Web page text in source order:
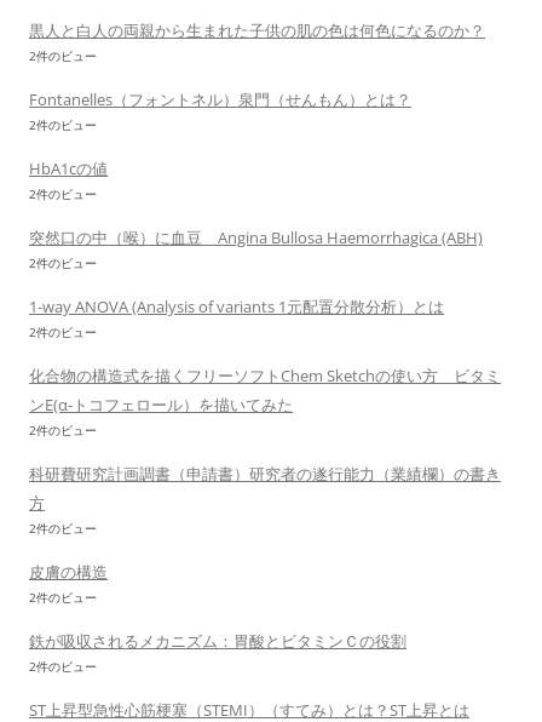
黒人と白人の両親から生まれた子供の肌の色は何色になるのか？
2件のビュー
Fontanelles（フォントネル）泉門（せんもん）とは？
2件のビュー
HbA1cの値
2件のビュー
突然口の中（喉）に血豆 Angina Bullosa Haemorrhagica (ABH)
2件のビュー
1-way ANOVA (Analysis of variants 1元配置分散分析）とは
2件のビュー
化合物の構造式を描くフリーソフトChem Sketchの使い方 ビタミ
ンE(α-トコフェロール）を描いてみた
2件のビュー
科研費研究計画調書（申請書）研究者の遂行能力（業績欄）の書き
方
2件のビュー
皮膚の構造
2件のビュー
鉄が吸収されるメカニズム：胃酸とビタミンＣの役割
2件のビュー
ST上昇型急性心筋梗塞（STEMI）（すてみ）とは？ST上昇とは